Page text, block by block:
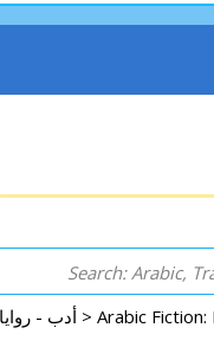
Arabic: Literature - Poetry - Fiction أدب - روايات - شعر - قصص >